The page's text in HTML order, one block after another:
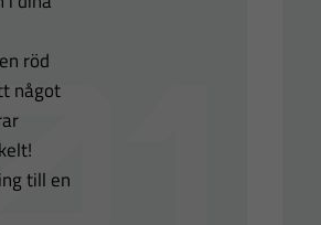
röd
något
till en